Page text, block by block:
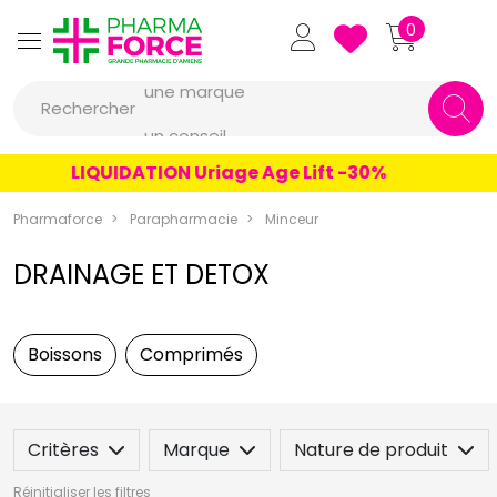
Pharmaforce Grande Pharmacie
0
Rechercher
une marque
un conseil
un produit
une marque
LIQUIDATION Uriage Age Lift -30%
Pharmaforce Parapharmacie Minceur
DRAINAGE ET DETOX
Boissons Comprimés
Critères Marque Nature de produit
Réinitialiser les filtres